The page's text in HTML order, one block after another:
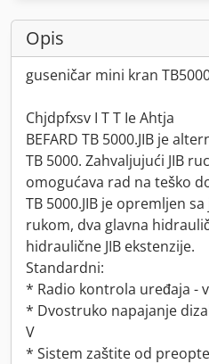
Opis
guseničar mini kran
Chjdpfxsv I T T Ie Ahtja
BEFARD TB 5000.JIB je
TB 5000. Zahvaljujući JIB
omogućava rad na teško
TB 5000.JIB je opremljen
rukom, dva glavna
hidraulične JIB ekstenzije.
Standardni:
* Radio kontrola uređaja -
* Dvostruko napajanje
V
* Sistem zaštite od